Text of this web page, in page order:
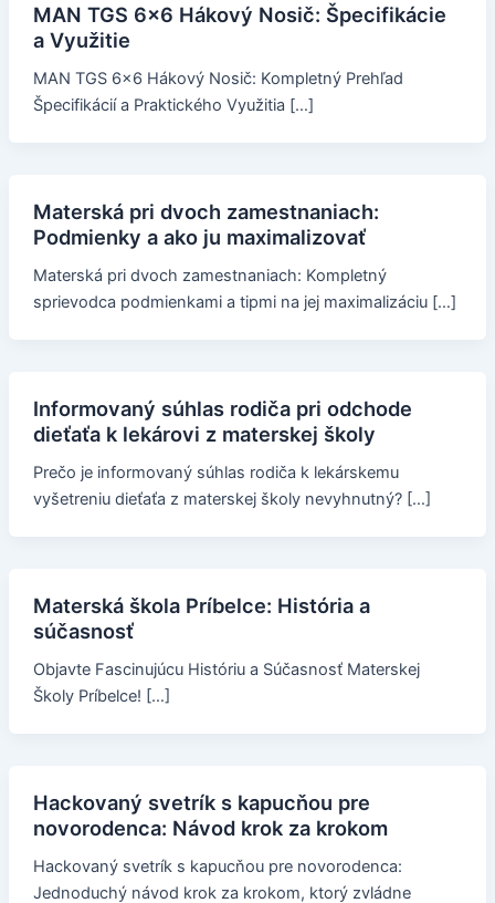
MAN TGS 6x6 Hákový Nosič: Špecifikácie
a Využitie
MAN TGS 6x6 Hákový Nosič: Kompletný Prehľad
Špecifikácií a Praktického Využitia […]
Materská pri dvoch zamestnaniach:
Podmienky a ako ju maximalizovať
Materská pri dvoch zamestnaniach: Kompletný
sprievodca podmienkami a tipmi na jej maximalizáciu […]
Informovaný súhlas rodiča pri odchode
dieťaťa k lekárovi z materskej školy
Prečo je informovaný súhlas rodiča k lekárskemu
vyšetreniu dieťaťa z materskej školy nevyhnutný? […]
Materská škola Príbelce: História a
súčasnosť
Objavte Fascinujúcu Históriu a Súčasnosť Materskej
Školy Príbelce! […]
Hackovaný svetrík s kapucňou pre
novorodenca: Návod krok za krokom
Hackovaný svetrík s kapucňou pre novorodenca:
Jednoduchý návod krok za krokom, ktorý zvládne